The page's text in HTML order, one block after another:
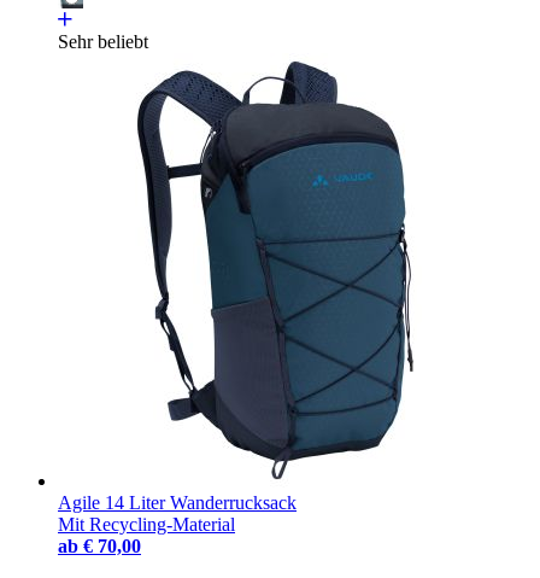
Sehr beliebt
Agile 14 Liter Wanderrucksack
Mit Recycling-Material
ab € 70,00